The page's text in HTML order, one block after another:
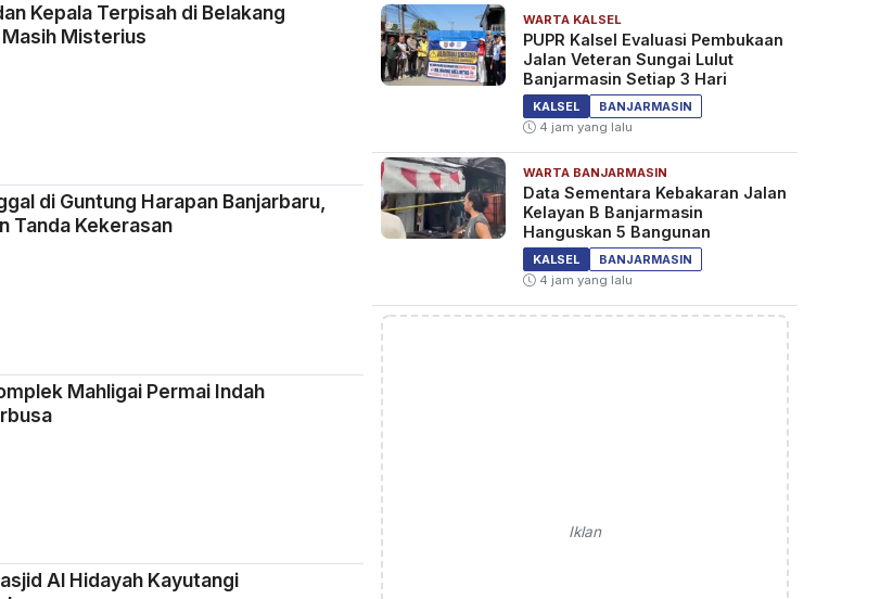
Kepala Terpisah di Belakang
Misterius
di Guntung Harapan Banjarbaru,
Tanda Kekerasan
Mahligai Permai Indah
Al Hidayah Kayutangi
WARTA KALSEL
PUPR Kalsel Evaluasi Pembukaan
Jalan Veteran Sungai Lulut
Banjarmasin Setiap 3 Hari
KALSEL
BANJARMASIN
4 jam yang lalu
WARTA BANJARMASIN
Data Sementara Kebakaran Jalan
Kelayan B Banjarmasin
Hanguskan 5 Bangunan
KALSEL
BANJARMASIN
4 jam yang lalu
Iklan